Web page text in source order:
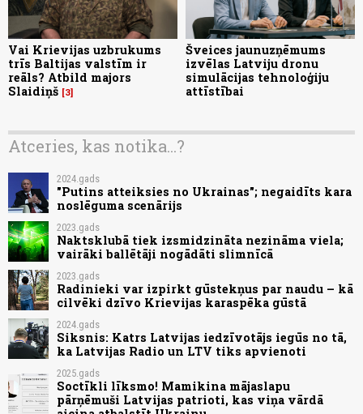
Vai Krievijas uzbrukums
trīs Baltijas valstīm ir
reāls? Atbild majors
Slaidiņš 3
Šveices jaunuzņēmums
izvēlas Latviju dronu
simulācijas tehnoloģiju
attīstībai
Atceries, kas notika...?
2024.gads
"Putins atteiksies no Ukrainas"; negaidīts kara
noslēguma scenārijs
2023.gads
Naktsklubā tiek izsmidzināta nezināma viela;
vairāki ballētāji nogādāti slimnīcā
2023.gads
Radinieki var izpirkt gūstekņus par naudu – kā
cilvēki dzīvo Krievijas karaspēka gūstā
2024.gads
Siksnis: Katrs Latvijas iedzīvotājs iegūs no tā,
ka Latvijas Radio un LTV tiks apvienoti
2025.gads
Soctīkli līksmo! Mamikina mājaslapu
pārņēmuši Latvijas patrioti, kas viņa vārdā